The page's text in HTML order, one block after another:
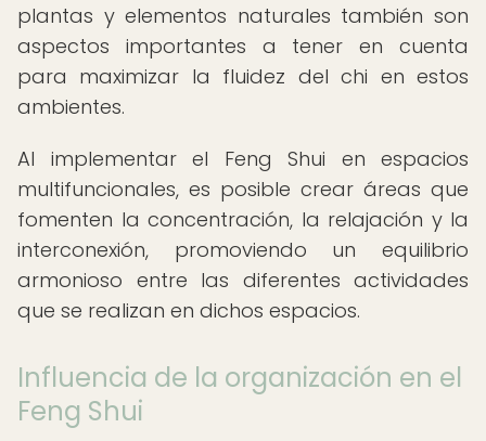
plantas y elementos naturales también son
aspectos importantes a tener en cuenta
para maximizar la fluidez del chi en estos
ambientes.
Al implementar el Feng Shui en espacios
multifuncionales, es posible crear áreas que
fomenten la concentración, la relajación y la
interconexión, promoviendo un equilibrio
armonioso entre las diferentes actividades
que se realizan en dichos espacios.
Influencia de la organización en el
Feng Shui